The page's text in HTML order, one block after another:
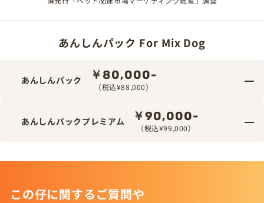
あんしんパック For Mix Dog
あんしんパック ￥80,000-
（税込¥88,000）
あんしんパックプレミアム ￥90,000-
（税込¥99,000）
この仔に関するご質問や